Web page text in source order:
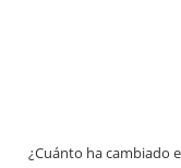
¿Cuánto ha cambiado